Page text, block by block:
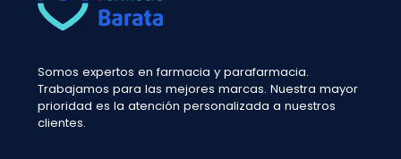
Somos expertos en farmacia y parafarmacia.
Trabajamos para las mejores marcas. Nuestra mayor
prioridad es la atención personalizada a nuestros
clientes.